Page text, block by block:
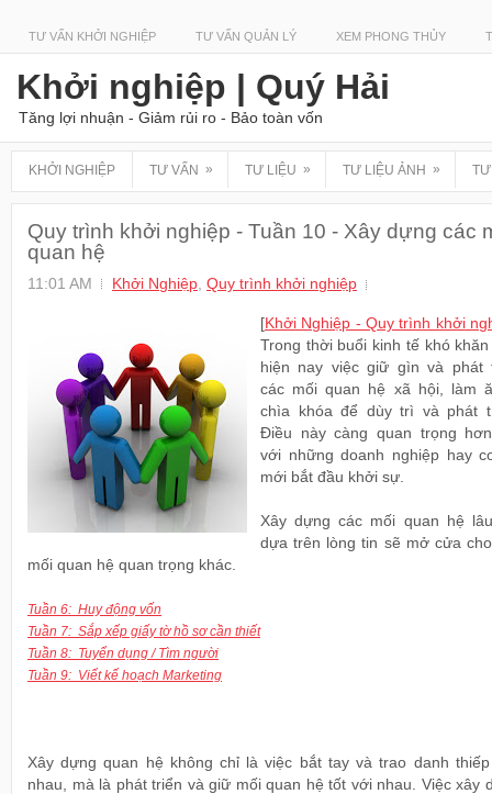
TƯ VẤN KHỞI NGHIỆP TƯ VẤN QUẢN LÝ XEM PHONG THỦY
Khởi nghiệp | Quý Hải
Tăng lợi nhuận - Giảm rủi ro - Bảo toàn vốn
KHỞI NGHIỆP TƯ VẤN » TƯ LIỆU » TƯ LIỆU ẢNH »
Quy trình khởi nghiệp - Tuần 10 - Xây dựng các
quan hệ
11:01 AM Khởi Nghiệp, Quy trình khởi nghiệp
[Khởi Nghiệp - Quy trình khởi
Trong thời buổi kinh tế khó
hiện nay việc giữ gìn và phát
các mối quan hệ xã hội, làm
chìa khóa để dùy trì và phát
Điều này càng quan trọng
với những doanh nghiệp hay
mới bắt đầu khởi sự.
Xây dựng các mối quan hệ
dựa trên lòng tin sẽ mở cửa
mối quan hệ quan trọng khác.
Tuần 6: Huy động vốn
Tuần 7: Sắp xếp giấy tờ hồ sơ cần thiết
Tuần 8: Tuyển dụng / Tìm người
Tuần 9: Viết kế hoạch Marketing
Xây dựng quan hệ không chỉ là việc bắt tay và trao danh
nhau, mà là phát triển và giữ mối quan hệ tốt với nhau. Việc xây